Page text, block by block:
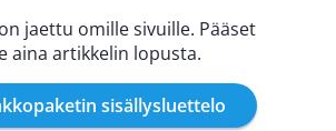
jaettu omille sivuille. Pääset
aina artikkelin lopusta.
sisällysluettelo